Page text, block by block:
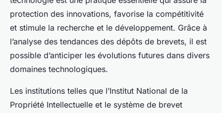
protection des innovations, favorise la compétitivité
et stimule la recherche et le développement. Grâce à
l’analyse des tendances des dépôts de brevets, il est
possible d’anticiper les évolutions futures dans divers
domaines technologiques.
Les institutions telles que l’Institut National de la
Propriété Intellectuelle et le système de brevet